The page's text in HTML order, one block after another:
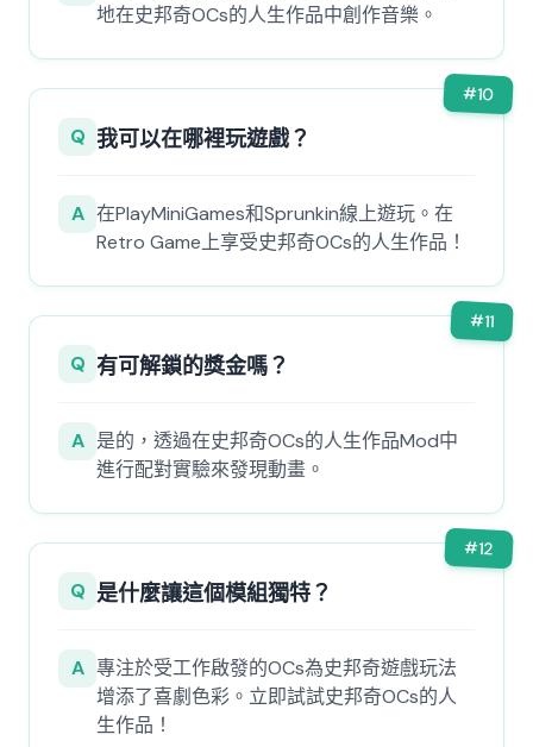
地在史邦奇OCs的人生作品中創作音樂。
#10
Q 我可以在哪裡玩遊戲？
A 在PlayMiniGames和Sprunkin線上遊玩。在
Retro Game上享受史邦奇OCs的人生作品！
#11
Q 有可解鎖的獎金嗎？
A 是的，透過在史邦奇OCs的人生作品Mod中
進行配對實驗來發現動畫。
#12
Q 是什麼讓這個模組獨特？
A 專注於受工作啟發的OCs為史邦奇遊戲玩法
增添了喜劇色彩。立即試試史邦奇OCs的人
生作品！